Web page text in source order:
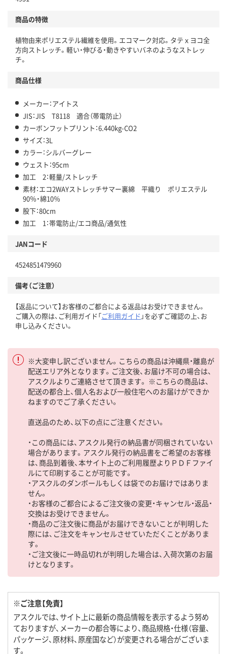
商品の特徴
植物由来ポリエステル繊維を使用。エコマーク対応。タテｘヨコ全
方向ストレッチ。軽い・伸びる・動きやすいバネのようなストレッ
チ。
商品仕様
メーカー：アイトス
JIS：JIS T8118 適合（帯電防止）
カーボンフットプリント：6.440kg-CO2
サイズ：3L
カラー：シルバーグレー
ウェスト：95cm
加工 2：軽量/ストレッチ
素材：エコ2WAYストレッチサマー裏綿 平織り ポリエステル
90％・綿10％
股下：80cm
加工 1：帯電防止/エコ商品/通気性
JANコード
4524851479960
備考（ご注意）
【返品について】お客様のご都合による返品はお受けできません。
ご購入の際は、ご利用ガイド「ご利用ガイド 」を必ずご確認の上、お
申し込みください。
※大変申し訳ございません。こちらの商品は沖縄県・離島が
配送エリア外となります。ご注文後、お届け不可の場合は、
アスクルよりご連絡させて頂きます。 ※こちらの商品は、
配送の都合上、個人名および一般住宅へのお届けができか
ねますのでご了承ください。
直送品のため、以下の点にご注意ください。
・この商品には、アスクル発行の納品書が同梱されていない
場合があります。アスクル発行の納品書をご希望のお客様
は、商品到着後、本サイト上のご利用履歴よりＰＤＦファイ
ルにて印刷することが可能です。
・アスクルのダンボールもしくは袋でのお届けではありま
せん。
・お客様のご都合によるご注文後の変更・キャンセル・返品・
交換はお受けできません。
・商品のご注文後に商品がお届けできないことが判明した
際には、ご注文をキャンセルさせていただくことがありま
す。
・ご注文後に一時品切れが判明した場合は、入荷次第のお届
けとなります。
※ご注意【免責】
アスクルでは、サイト上に最新の商品情報を表示するよう努め
ておりますが、メーカーの都合等により、商品規格・仕様（容量、
パッケージ、原材料、原産国など）が変更される場合がございま
す。